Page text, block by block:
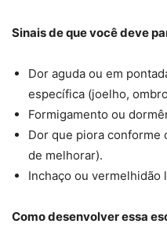
Sinais de que você deve
Dor aguda ou em
específica (joelho,
Formigamento ou
Dor que piora conforme
de melhorar).
Inchaço ou vermelhidão
Como desenvolver essa